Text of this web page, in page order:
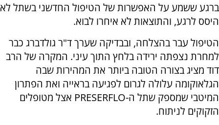
ברגע ששמע על האפשרות של הטיפול החדשני בשתל לא
היסס לרגע, והתוצאות לא איחרו לבוא.
הטיפול עבר בהצלחה, ובבדיקה שערך ד"ר גולדברג כבר
למחרת נצפתה ירידה בלחץ התוך עיני. המקרה של הרב
דוד מציג בצורה הטובה ביותר את המהירות שבה
הגלאוקומה עלולה לגרום לפגיעה בראייה ואת הפתרון
המיטבי שמספק שתל ה-PRESERFLO אצל מטופלים
הזקוקים לניתוח.